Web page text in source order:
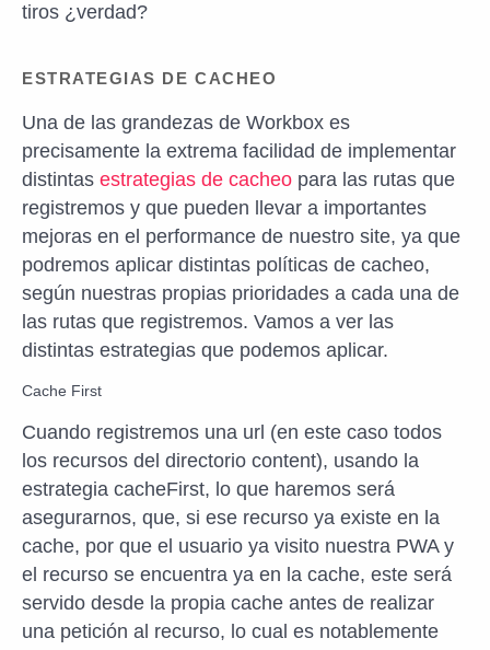
tiros ¿verdad?
ESTRATEGIAS DE CACHEO
Una de las grandezas de Workbox es
precisamente la extrema facilidad de implementar
distintas estrategias de cacheo para las rutas que
registremos y que pueden llevar a importantes
mejoras en el performance de nuestro site, ya que
podremos aplicar distintas políticas de cacheo,
según nuestras propias prioridades a cada una de
las rutas que registremos. Vamos a ver las
distintas estrategias que podemos aplicar.
Cache First
Cuando registremos una url (en este caso todos
los recursos del directorio content), usando la
estrategia cacheFirst, lo que haremos será
asegurarnos, que, si ese recurso ya existe en la
cache, por que el usuario ya visito nuestra PWA y
el recurso se encuentra ya en la cache, este será
servido desde la propia cache antes de realizar
una petición al recurso, lo cual es notablemente